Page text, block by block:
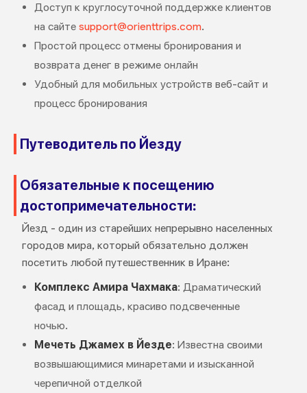
Доступ к круглосуточной поддержке клиентов
на сайте support@orienttrips.com.
Простой процесс отмены бронирования и
возврата денег в режиме онлайн
Удобный для мобильных устройств веб-сайт и
процесс бронирования
Путеводитель по Йезду
Обязательные к посещению
достопримечательности:
Йезд - один из старейших непрерывно населенных
городов мира, который обязательно должен
посетить любой путешественник в Иране:
Комплекс Амира Чахмака: Драматический
фасад и площадь, красиво подсвеченные
ночью.
Мечеть Джамех в Йезде: Известна своими
возвышающимися минаретами и изысканной
черепичной отделкой